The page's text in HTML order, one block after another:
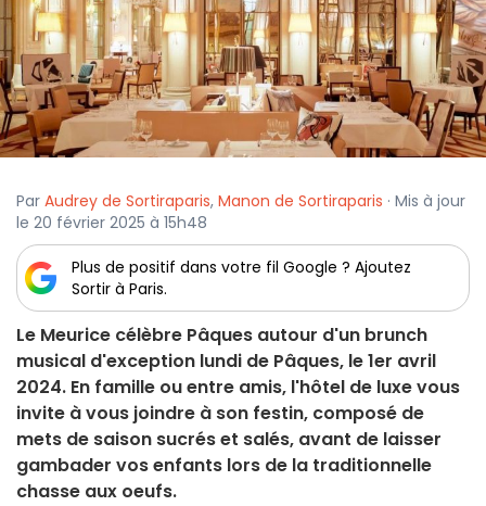
Par Audrey de Sortiraparis, Manon de Sortiraparis · Mis à jour
le 20 février 2025 à 15h48
Plus de positif dans votre fil Google ? Ajoutez
Sortir à Paris.
Le Meurice célèbre Pâques autour d'un brunch
musical d'exception lundi de Pâques, le 1er avril
2024. En famille ou entre amis, l'hôtel de luxe vous
invite à vous joindre à son festin, composé de
mets de saison sucrés et salés, avant de laisser
gambader vos enfants lors de la traditionnelle
chasse aux oeufs.